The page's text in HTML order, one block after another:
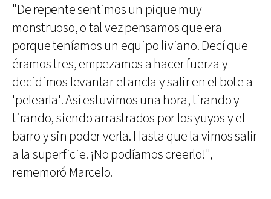
"De repente sentimos un pique muy
monstruoso, o tal vez pensamos que era
porque teníamos un equipo liviano. Decí que
éramos tres, empezamos a hacer fuerza y
decidimos levantar el ancla y salir en el bote a
'pelearla'. Así estuvimos una hora, tirando y
tirando, siendo arrastrados por los yuyos y el
barro y sin poder verla. Hasta que la vimos salir
a la superficie. ¡No podíamos creerlo!",
rememoró Marcelo.